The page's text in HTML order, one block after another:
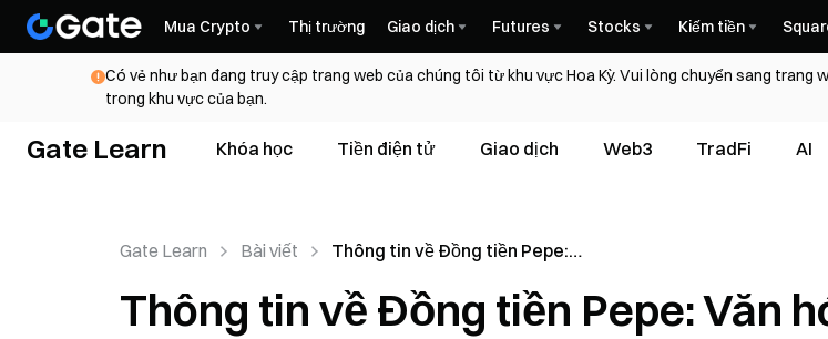
Mua Crypto Thị trường Giao dịch Futures Stocks Kiếm tiền
Có vẻ như bạn đang truy cập trang web của chúng tôi từ khu vực Hoa Kỳ. Vui lòng chuyển sang trang
trong khu vực của bạn.
Gate Learn Khóa học Tiền điện tử Giao dịch Web3 TradFi AI
Gate Learn Bài viết
Thông tin về Đồng tiền Pepe:
voi và Tái cấu trúc Giá trị
Thông tin về Đồng tiền Pepe: Văn